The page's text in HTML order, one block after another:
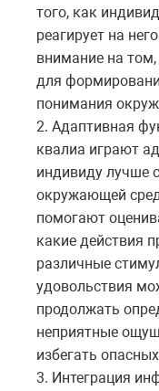
того, как
реагирует на
внимание на
для
понимания
2. Адаптивная
квалиа играют
индивиду лучше
окружающей
помогают
какие действия
различные
удовольствия
продолжать
неприятные
избегать
3. Интеграция